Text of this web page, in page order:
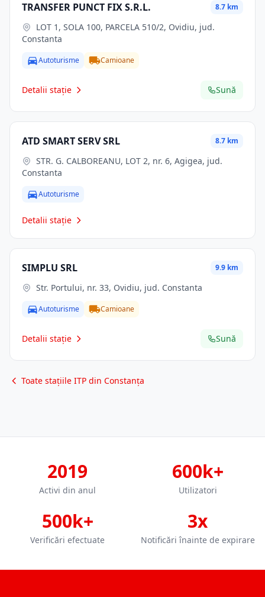
TRANSFER PUNCT FIX S.R.L. 8.7 km
Constanta
Autoturisme Camioane
Detalii stație Sună
ATD SMART SERV SRL 8.7 km
Constanta
Autoturisme
Detalii stație
SIMPLU SRL 9.9 km
Str. Portului, nr. 33, Ovidiu, jud. Constanta
Autoturisme Camioane
Detalii stație Sună
Toate stațiile ITP din Constanța
2019
Activi din anul
600k+
Utilizatori
500k+
Verificări efectuate
3x
Notificări înainte de expirare